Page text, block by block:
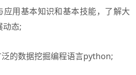
用基本知识和基本技能，了解大
动态;
的数据挖掘编程语言python;